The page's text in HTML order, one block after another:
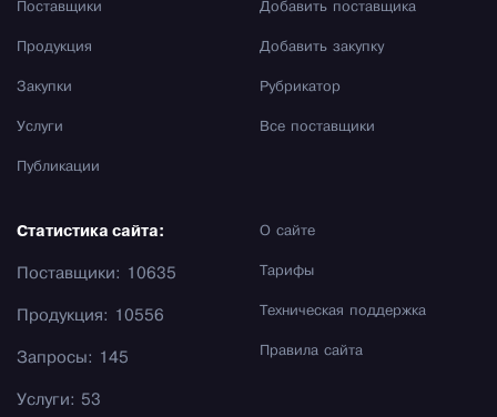
Поставщики
Продукция
Закупки
Услуги
Публикации
Добавить поставщика
Добавить закупку
Рубрикатор
Все поставщики
О сайте
Тарифы
Техническая поддержка
Правила сайта
Статистика сайта:
Поставщики: 10635
Продукция: 10556
Запросы: 145
Услуги: 53